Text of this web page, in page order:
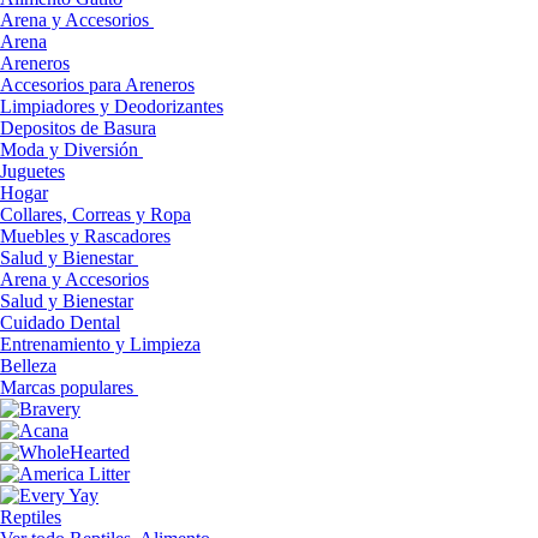
Arena y Accesorios
Arena
Areneros
Accesorios para Areneros
Limpiadores y Deodorizantes
Depositos de Basura
Moda y Diversión
Juguetes
Hogar
Collares, Correas y Ropa
Muebles y Rascadores
Salud y Bienestar
Arena y Accesorios
Salud y Bienestar
Cuidado Dental
Entrenamiento y Limpieza
Belleza
Marcas populares
Reptiles